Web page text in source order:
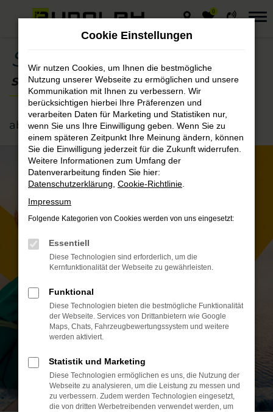
Zum
0
Sommercheck
Serviceangebot
ab 29€
Cookie Einstellungen
Wir nutzen Cookies, um Ihnen die bestmögliche
Nutzung unserer Webseite zu ermöglichen und unsere
Kommunikation mit Ihnen zu verbessern. Wir
berücksichtigen hierbei Ihre Präferenzen und
verarbeiten Daten für Marketing und Statistiken nur,
wenn Sie uns Ihre Einwilligung geben. Wenn Sie zu
einem späteren Zeitpunkt Ihre Meinung ändern, können
Sie die Einwilligung jederzeit für die Zukunft widerrufen.
Weitere Informationen zum Umfang der
Datenverarbeitung finden Sie hier:
Datenschutzerklärung Cookie-Richtlinie
Impressum
Folgende Kategorien von Cookies werden von uns eingesetzt:
Essentiell
Diese Technologien sind erforderlich, um die
Kernfunktionalität der Webseite zu gewährleisten.
Funktional
Diese Technologien bieten die bestmögliche Funktionalität
der Webseite. Services von Drittanbietern wie Google
Maps, Chats, Fahrzeugbewertungssystem und weitere
werden aktiviert.
Statistik und Marketing
Diese Technologien ermöglichen es uns, die Nutzung der
Webseite zu analysieren, um die Leistung zu messen und
zu verbessern. Zudem werden Technologien eingesetzt,
die von dritten Werbetreibenden verwendet werden, um